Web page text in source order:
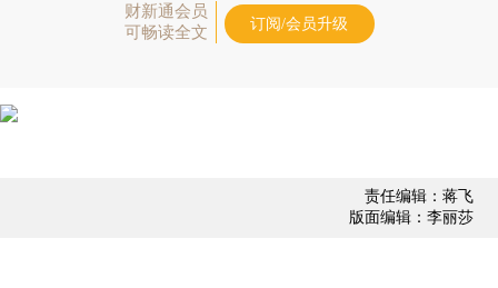
财新通会员
可畅读全文
订阅/会员升级
责任编辑：蒋飞
版面编辑：李丽莎